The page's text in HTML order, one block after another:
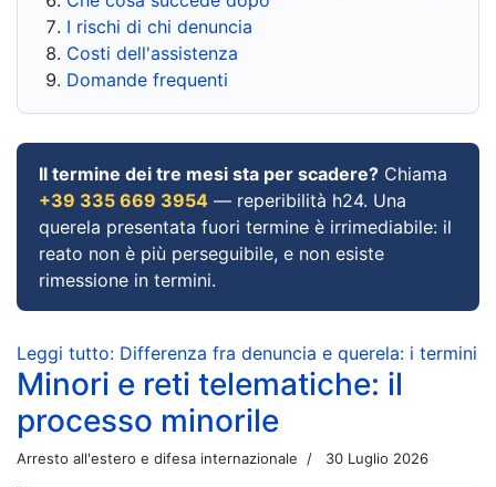
I rischi di chi denuncia
Costi dell'assistenza
Domande frequenti
Il termine dei tre mesi sta per scadere? Chiama
+39 335 669 3954 — reperibilità h24. Una
querela presentata fuori termine è irrimediabile: il
reato non è più perseguibile, e non esiste
rimessione in termini.
Leggi tutto: Differenza fra denuncia e querela: i termini
Minori e reti telematiche: il
processo minorile
Arresto all'estero e difesa internazionale 30 Luglio 2026